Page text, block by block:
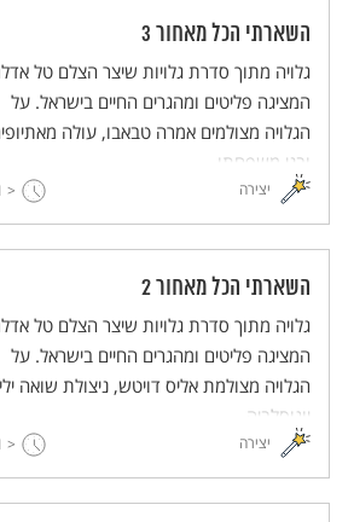
השארתי הכל מאחור 3
גלויה מתוך סדרת גלויות שיצר הצלם טל
המציגה פליטים ומהגרים החיים בישראל. על
הגלויה מצולמים אמרה טבאבו, עולה
ובני משפחתו.
יצירה < 1
השארתי הכל מאחור 2
גלויה מתוך סדרת גלויות שיצר הצלם טל
המציגה פליטים ומהגרים החיים בישראל. על
הגלויה מצולמת אליס דויטש, ניצולת שואה
יוגוסלביה.
יצירה < 1